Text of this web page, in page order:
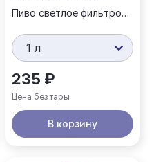
Пиво светлое фильтрованное
1 л
235 ₽
Цена без тары
В корзину